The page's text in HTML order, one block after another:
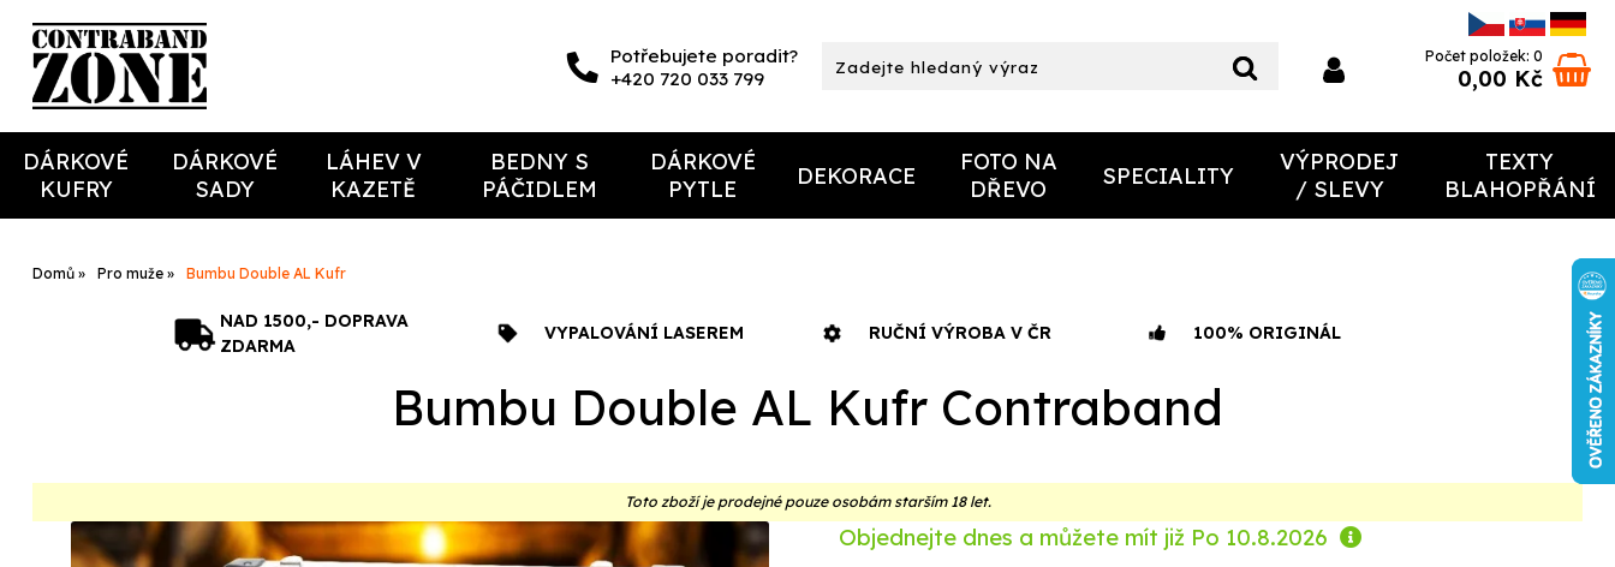
Potřebujete poradit?
+420 720 033 799
Počet položek: 0
0,00 Kč
DÁRKOVÉ
KUFRY
DÁRKOVÉ
SADY
LÁHEV V
KAZETĚ
BEDNY S
PÁČIDLEM
DÁRKOVÉ
PYTLE
DEKORACE
FOTO NA
DŘEVO
SPECIALITY
VÝPRODEJ
/ SLEVY
TEXTY
BLAHOPŘÁNÍ
Domů Pro muže Bumbu Double AL Kufr
NAD 1500,- DOPRAVA
ZDARMA
VYPALOVÁNÍ LASEREM RUČNÍ VÝROBA V ČR 100% ORIGINÁL
Bumbu Double AL Kufr Contraband
Toto zboží je prodejné pouze osobám starším 18 let.
Objednejte dnes a můžete mít již Po 10.8.2026